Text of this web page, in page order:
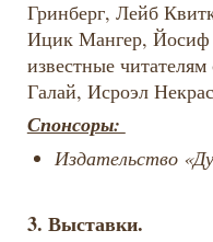
Гринберг, Лейб
Ицик Мангер, Йосиф
известные
Галай, Исроэл
Спонсоры:
Издательство
3. Выставки.